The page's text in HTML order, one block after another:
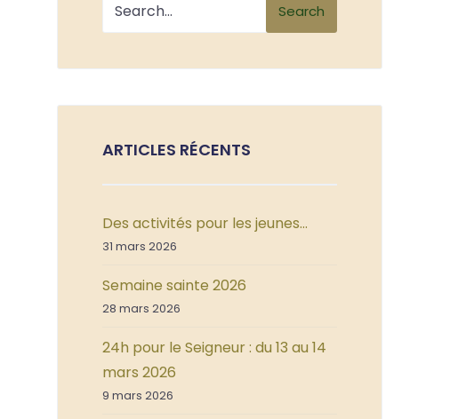
Search
ARTICLES RÉCENTS
Des activités pour les jeunes…
31 mars 2026
Semaine sainte 2026
28 mars 2026
24h pour le Seigneur : du 13 au 14
mars 2026
9 mars 2026